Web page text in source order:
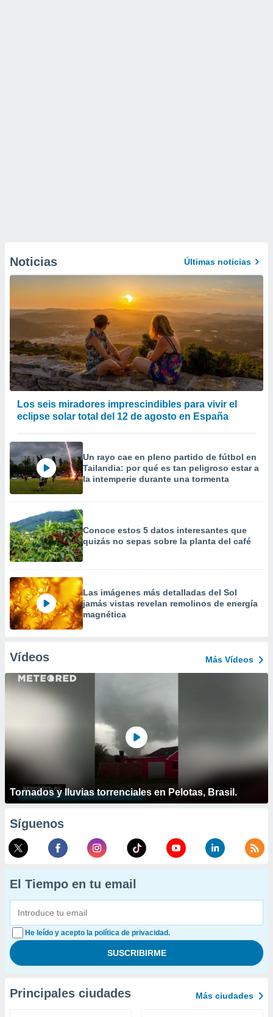
Noticias Últimas noticias
Los seis miradores imprescindibles para vivir el
eclipse solar total del 12 de agosto en España
Un rayo cae en pleno partido de fútbol en
Tailandia: por qué es tan peligroso estar a
la intemperie durante una tormenta
Conoce estos 5 datos interesantes que
quizás no sepas sobre la planta del café
Las imágenes más detalladas del Sol
jamás vistas revelan remolinos de energía
magnética
Vídeos Más Vídeos
Tornados y lluvias torrenciales en Pelotas, Brasil.
Síguenos
El Tiempo en tu email
He leído y acepto la política de privacidad.
Principales ciudades Más ciudades